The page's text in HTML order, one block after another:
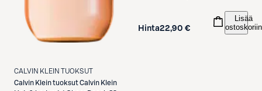
CALVIN KLEIN TUOKSUT
Calvin Klein tuoksutCalvin Klein
Hinta22,90 €
Lisää
ostoskoriin